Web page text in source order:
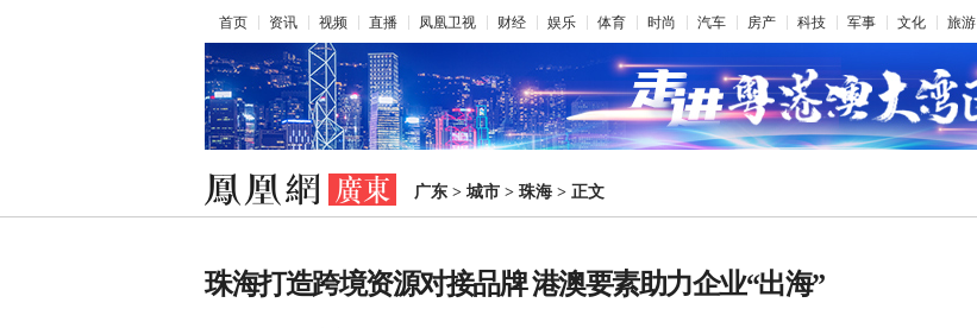
首页 资讯 视频 直播 凤凰卫视 财经 娱乐 体育 时尚 汽车 房产 科技 军事 文化 旅游
广东 > 城市 > 珠海 > 正文
珠海打造跨境资源对接品牌 港澳要素助力企业“出海”